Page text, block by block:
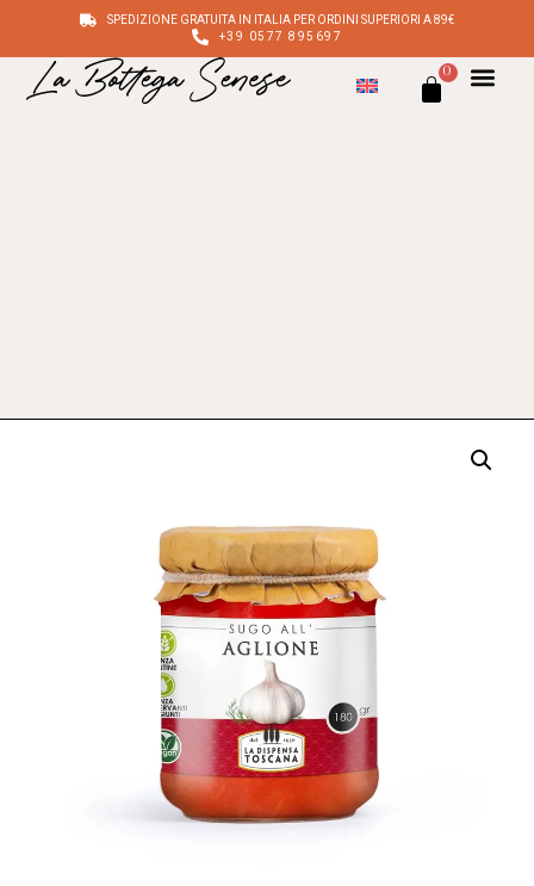
SPEDIZIONE GRATUITA IN ITALIA PER ORDINI SUPERIORI A 89€
+39 0577 895697
0